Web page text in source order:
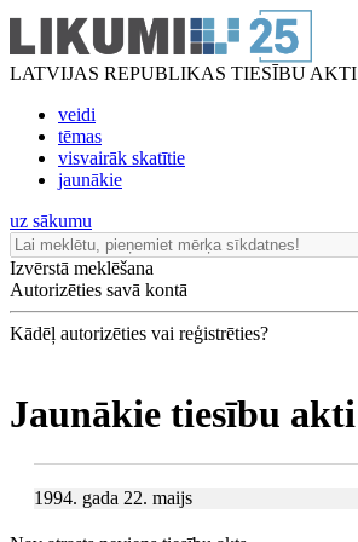
LATVIJAS REPUBLIKAS TIESĪBU AKTI
veidi
tēmas
visvairāk skatītie
jaunākie
uz sākumu
Izvērstā meklēšana
Autorizēties savā kontā
Kādēļ autorizēties vai reģistrēties?
Jaunākie tiesību akti
1994. gada 22. maijs